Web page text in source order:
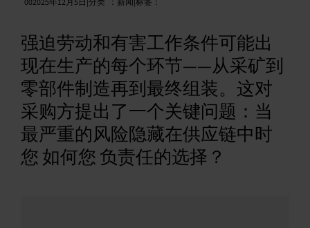
强迫劳动和有害工作条件可能出
现在生产的每个环节——从采矿到
零部件制造再到最终组装。这对
采购方提出了一个关键问题：当
最严重的风险隐藏在供应链中时
您 如何您 负责任的选择？